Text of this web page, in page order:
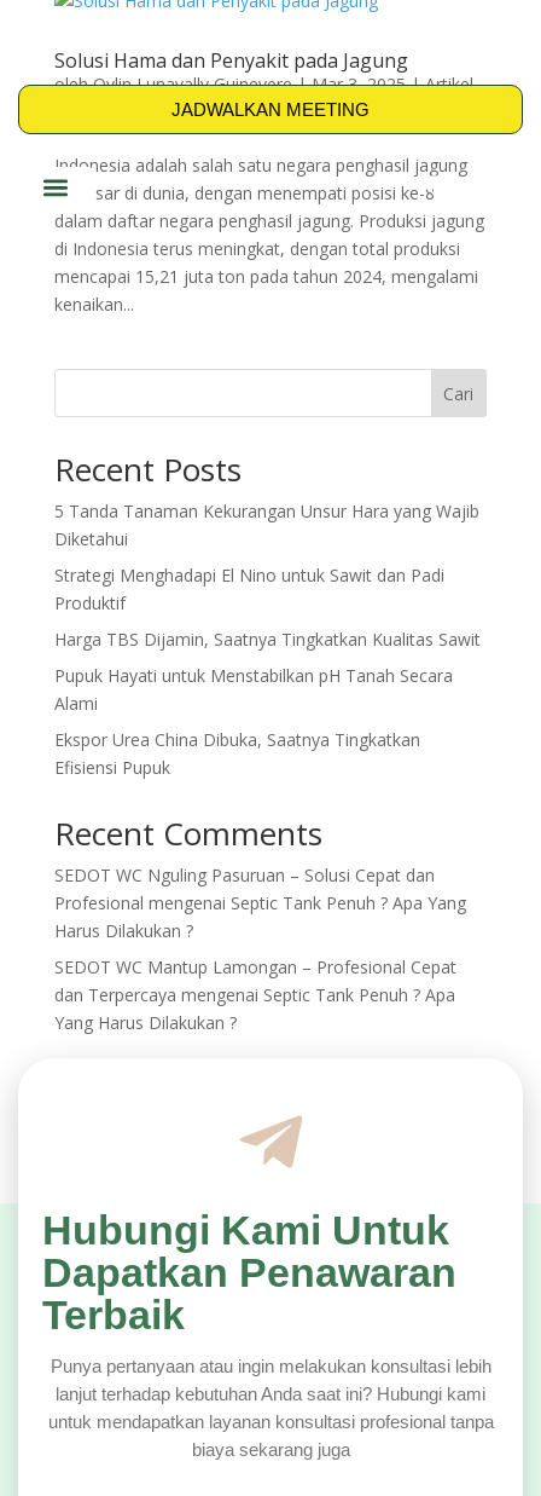
JADWALKAN MEETING
Solusi Hama dan Penyakit pada Jagung
olehQylin Lunavally Guinevere|Mar 3, 2025|Artikel,
BIO-TRENT
Indonesia adalah salah satu negara penghasil jagung
terbesar di dunia, dengan menempati posisi ke-8
dalam daftar negara penghasil jagung. Produksi jagung
di Indonesia terus meningkat, dengan total produksi
mencapai 15,21 juta ton pada tahun 2024, mengalami
kenaikan...
Cari
Recent Posts
5 Tanda Tanaman Kekurangan Unsur Hara yang Wajib
Diketahui
Strategi Menghadapi El Nino untuk Sawit dan Padi
Produktif
Harga TBS Dijamin, Saatnya Tingkatkan Kualitas Sawit
Pupuk Hayati untuk Menstabilkan pH Tanah Secara
Alami
Ekspor Urea China Dibuka, Saatnya Tingkatkan
Efisiensi Pupuk
Recent Comments
SEDOT WC Nguling Pasuruan – Solusi Cepat dan
Profesional mengenai Septic Tank Penuh ? Apa Yang
Harus Dilakukan ?
SEDOT WC Mantup Lamongan – Profesional Cepat
dan Terpercaya mengenai Septic Tank Penuh ? Apa
Yang Harus Dilakukan ?
Hubungi Kami Untuk
Dapatkan Penawaran
Terbaik
Punya pertanyaan atau ingin melakukan konsultasi lebih
lanjut terhadap kebutuhan Anda saat ini? Hubungi kami
untuk mendapatkan layanan konsultasi profesional tanpa
biaya sekarang juga